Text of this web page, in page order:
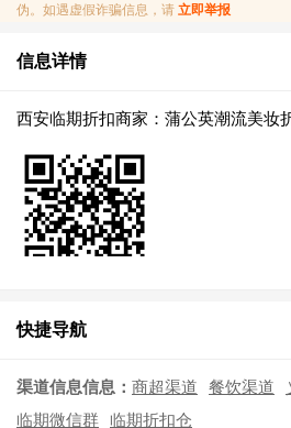
伪。如遇虚假诈骗信息，请 立即举报
信息详情
西安临期折扣商家：蒲公英潮流美妆
快捷导航
渠道信息信息： 商超渠道 餐饮渠道
临期微信群 临期折扣仓